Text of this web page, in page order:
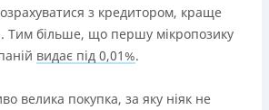
для постійних клієнтів
юросіб (ФОП)
з кредитором, краще
Тим більше, що першу мікропозику
видає під 0,01%.
велика покупка, за яку ніяк не